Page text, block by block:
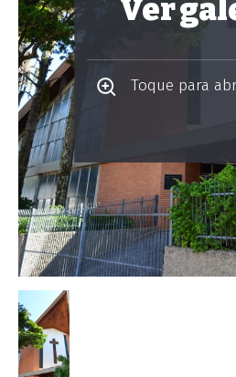
Ver
Toque para